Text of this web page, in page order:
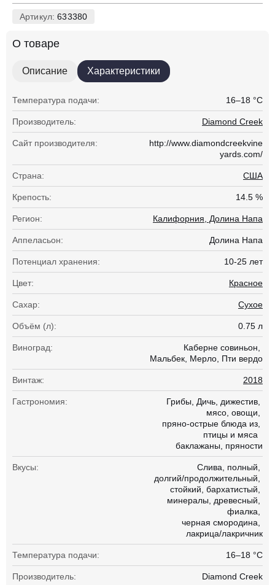
Артикул:633380
О товаре
Описание Характеристики
Температура подачи: 16–18 °С
Производитель: Diamond Creek
Сайт производителя:
http://www.diamondcreekvine
yards.com/
Страна: США
Крепость: 14.5 %
Регион: Калифорния, Долина Напа
Аппеласьон: Долина Напа
Потенциал хранения: 10-25 лет
Цвет: Красное
Сахар: Сухое
Объём (л): 0.75 л
Виноград:
Каберне совиньон
Мальбек Мерло Пти вердо
Винтаж: 2018
Гастрономия: Грибы Дичь дижестив
мясо овощи
пряно-острые блюда из
птицы и мяса
баклажаны
пряности
Вкусы: Слива
полный
долгий/продолжительный
стойкий бархатистый
минералы
древесный
фиалка
черная смородина
лакрица/лакричник
Температура подачи: 16–18 °С
Производитель: Diamond Creek